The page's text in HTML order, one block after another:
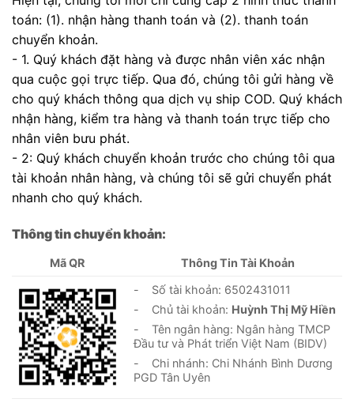
toán: (1). nhận hàng thanh toán và (2). thanh toán
chuyển khoản.
- 1. Quý khách đặt hàng và được nhân viên xác nhận
qua cuộc gọi trực tiếp. Qua đó, chúng tôi gửi hàng về
cho quý khách thông qua dịch vụ ship COD. Quý khách
nhận hàng, kiểm tra hàng và thanh toán trực tiếp cho
nhân viên bưu phát.
- 2: Quý khách chuyển khoản trước cho chúng tôi qua
tài khoản nhân hàng, và chúng tôi sẽ gửi chuyển phát
nhanh cho quý khách.
Thông tin chuyển khoản:
Mã QR
Thông Tin Tài Khoản
- Số tài khoản: 6502431011
- Chủ tài khoản: Huỳnh Thị Mỹ Hiền
- Tên ngân hàng: Ngân hàng TMCP
Đầu tư và Phát triển Việt Nam (BIDV)
- Chi nhánh: Chi Nhánh Bình Dương
PGD Tân Uyên